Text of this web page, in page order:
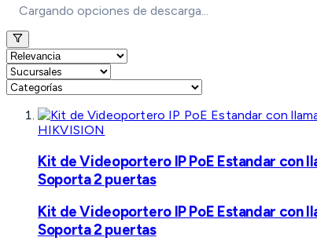
Cargando opciones de descarga...
HIKVISION
Kit de Videoportero IP PoE Estandar con
Soporta 2 puertas
Kit de Videoportero IP PoE Estandar con
Soporta 2 puertas